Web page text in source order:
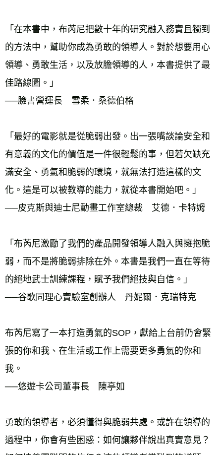
「在本書中，布芮尼把數十年的研究融入務實且獨到
的方法中，幫助你成為勇敢的領導人。對於想要用心
領導、勇敢生活，以及放膽領導的人，本書提供了最
佳路線圖。」
──臉書營運長　雪柔．桑德伯格
「最好的電影就是從脆弱出發。出一張嘴談論安全和
有意義的文化的價值是一件很輕鬆的事，但若欠缺充
滿安全、勇氣和脆弱的環境，就無法打造這樣的文
化。這是可以被教導的能力，就從本書開始吧。」
──皮克斯與迪士尼動畫工作室總裁　艾德．卡特姆
「布芮尼激勵了我們的產品開發領導人融入與擁抱脆
弱，而不是將脆弱排除在外。本書是我們一直在等待
的絕地武士訓練課程，賦予我們絕技與自信。」
──谷歌同理心實驗室創辦人　丹妮爾．克瑞特克
布芮尼寫了一本打造勇氣的SOP，獻給上台前仍會緊
張的你和我、在生活或工作上需要更多勇氣的你和
我。
──悠遊卡公司董事長　陳亭如
勇敢的領導者，必須懂得與脆弱共處。或許在領導的
過程中，你會有些困惑：如何讓夥伴說出真實意見？